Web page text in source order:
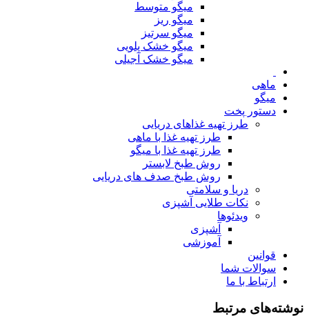
میگو متوسط
میگو ریز
میگو سرتیز
میگو خشک پلویی
میگو خشک آجیلی
ماهی
میگو
دستور پخت
طرز تهیه غذاهای دریایی
طرز تهیه غذا با ماهی
طرز تهیه غذا با میگو
روش طبخ لابستر
روش طبخ صدف های دریایی
دریا و سلامتی
نکات طلایی آشپزی
ویدئوها
آشپزی
آموزشی
قوانین
سوالات شما
ارتباط با ما
نوشته‌های مرتبط